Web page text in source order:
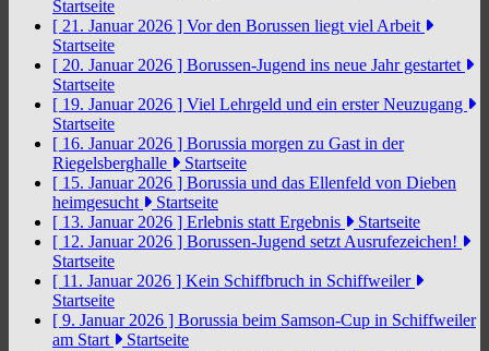
Startseite
[ 21. Januar 2026 ] Vor den Borussen liegt viel Arbeit
Startseite
[ 20. Januar 2026 ] Borussen-Jugend ins neue Jahr gestartet
Startseite
[ 19. Januar 2026 ] Viel Lehrgeld und ein erster Neuzugang
Startseite
[ 16. Januar 2026 ] Borussia morgen zu Gast in der
Riegelsberghalle
Startseite
[ 15. Januar 2026 ] Borussia und das Ellenfeld von Dieben
heimgesucht
Startseite
[ 13. Januar 2026 ] Erlebnis statt Ergebnis
Startseite
[ 12. Januar 2026 ] Borussen-Jugend setzt Ausrufezeichen!
Startseite
[ 11. Januar 2026 ] Kein Schiffbruch in Schiffweiler
Startseite
[ 9. Januar 2026 ] Borussia beim Samson-Cup in Schiffweiler
am Start
Startseite